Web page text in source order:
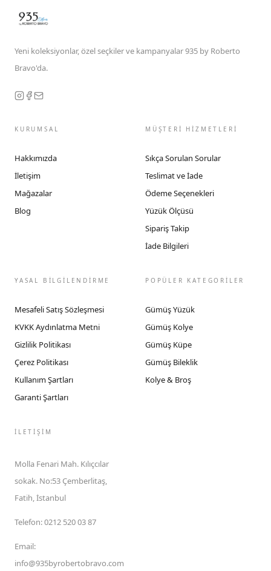
Yeni koleksiyonlar, özel seçkiler ve kampanyalar 935 by Roberto
Bravo'da.
KURUMSAL
Hakkımızda
İletişim
Mağazalar
Blog
MÜŞTERİ HİZMETLERİ
Sıkça Sorulan Sorular
Teslimat ve İade
Ödeme Seçenekleri
Yüzük Ölçüsü
Sipariş Takip
İade Bilgileri
YASAL BİLGİLENDİRME
Mesafeli Satış Sözleşmesi
KVKK Aydınlatma Metni
Gizlilik Politikası
Çerez Politikası
Kullanım Şartları
Garanti Şartları
POPÜLER KATEGORİLER
Gümüş Yüzük
Gümüş Kolye
Gümüş Küpe
Gümüş Bileklik
Kolye & Broş
İLETIŞIM
Molla Fenari Mah. Kılıçcılar
sokak. No:53 Çemberlitaş,
Fatih, İstanbul
Telefon:0212 520 03 87
Email:
info@935byrobertobravo.com